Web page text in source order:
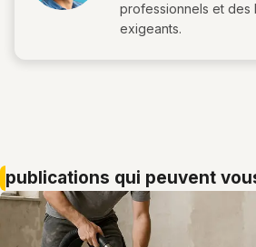
professionnels et des
exigeants.
publications qui peuvent